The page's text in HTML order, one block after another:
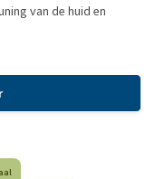
van de huid en